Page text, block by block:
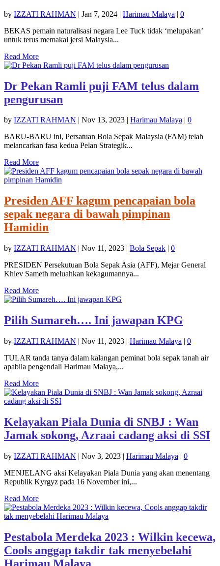
by IZZATI RAHMAN | Jan 7, 2024 | Harimau Malaya | 0
BEKAS pemain naturalisasi negara Lee Tuck tidak ‘melupakan’
untuk terus memakai jersi Malaysia...
Read More
Dr Pekan Ramli puji FAM telus dalam
pengurusan
by IZZATI RAHMAN Nov 13, 2023 Harimau Malaya
0
BARU-BARU ini, Persatuan Bola Sepak Malaysia (FAM) telah
melancarkan fasa kedua Pelan Strategik...
Read More
Presiden AFF kagum pencapaian bola
sepak negara di bawah pimpinan
Hamidin
by IZZATI RAHMAN | Nov 11, 2023 | Bola Sepak | 0
PRESIDEN Persekutuan Bola Sepak Asia (AFF), Mejar General
Khiev Sameth meluahkan kekagumannya...
Read More
Pilih Sumareh…. Ini jawapan KPG
by IZZATI RAHMAN | Nov 11, 2023 | Harimau Malaya | 0
TULAR tanda tanya dalam kalangan peminat bola sepak tanah air
apabila pengendali Harimau Malaya,...
Read More
Kelayakan Piala Dunia di SNBJ : Wan
Jamak sokong, Azraai cadang aksi di SSI
by IZZATI RAHMAN | Nov 3, 2023 | Harimau Malaya | 0
MENJELANG aksi Kelayakan Piala Dunia yang akan menentang
Republik Kyrgyz pada 16 November ini,...
Read More
Pestabola Merdeka 2023 : Wilkin kecewa,
Cools anggap takdir tak menyebelahi
Harimau Malaya